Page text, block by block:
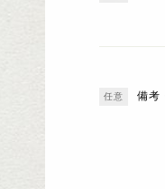
備考